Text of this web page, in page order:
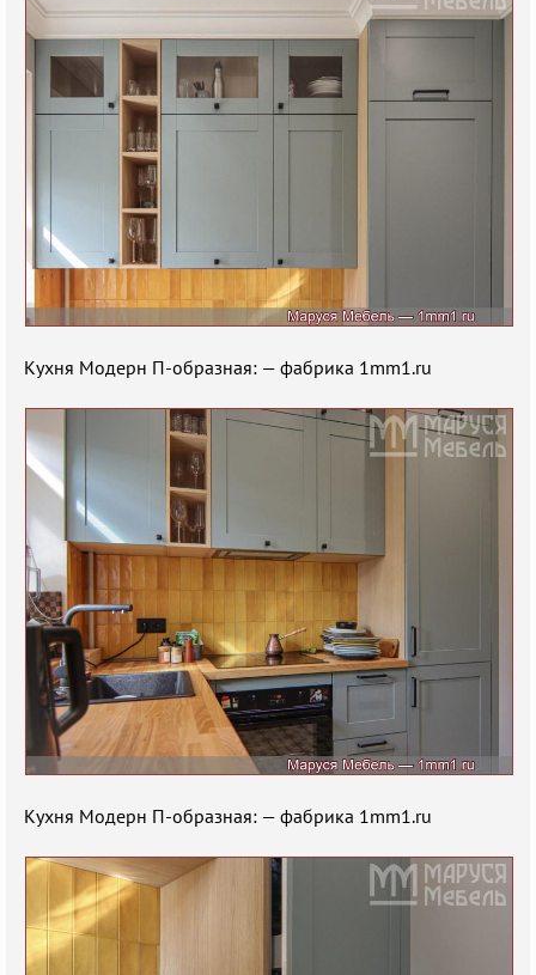
Кухня Модерн П-образная: — фабрика 1mm1.ru
Кухня Модерн П-образная: — фабрика 1mm1.ru